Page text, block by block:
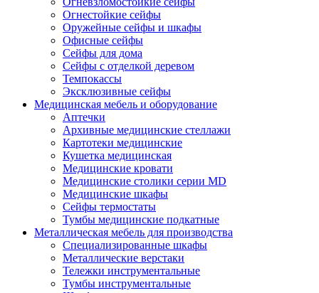
Огнестойкие сейфы
Оружейные сейфы и шкафы
Офисные сейфы
Сейфы для дома
Сейфы с отделкой деревом
Темпокассы
Эксклюзивные сейфы
Медицинская мебель и оборудование
Аптечки
Архивные медицинские стеллажи
Картотеки медицинские
Кушетка медицинская
Медицинские кровати
Медицинские столики серии MD
Медицинские шкафы
Сейфы термостаты
Тумбы медицинские подкатные
Металлическая мебель для производства
Cпециализированные шкафы
Металлические верстаки
Тележки инструментальные
Тумбы инструментальные